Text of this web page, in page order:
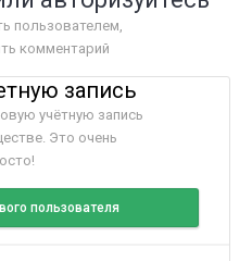
пользователем,
комментарий
запись
учётную запись
Это очень
пользователя